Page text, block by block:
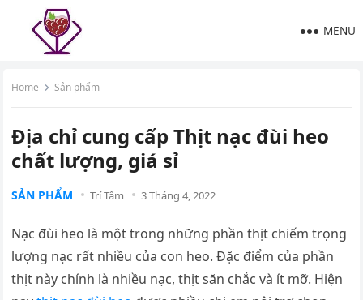
MENU
Home Sản phẩm
Địa chỉ cung cấp Thịt nạc đùi heo
chất lượng, giá sỉ
SẢN PHẨM Trí Tâm 3 Tháng 4, 2022
Nạc đùi heo là một trong những phần thịt chiếm trọng
lượng nạc rất nhiều của con heo. Đặc điểm của phần
thịt này chính là nhiều nạc, thịt săn chắc và ít mỡ. Hiện